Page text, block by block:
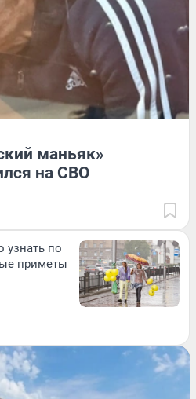
маньяк»
на СВО
узнать по
приметы